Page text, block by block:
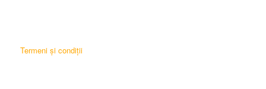
Termeni și condiții